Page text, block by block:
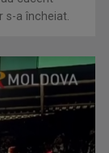
liber de la
cucerit